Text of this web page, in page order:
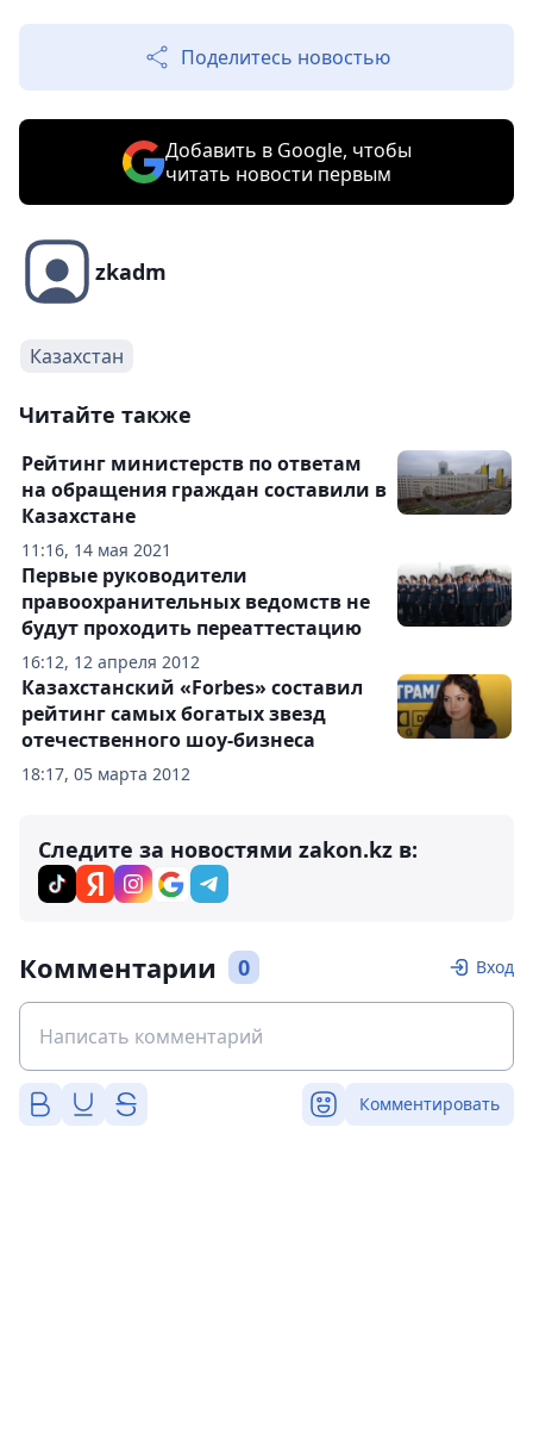
Поделитесь новостью
Добавить в Google, чтобы
читать новости первым
zkadm
Казахстан
Читайте также
11:16, 14 мая 2021
Рейтинг министерств по ответам
на обращения граждан составили в
Казахстане
16:12, 12 апреля 2012
Первые руководители
правоохранительных ведомств не
будут проходить переаттестацию
18:17, 05 марта 2012
Казахстанский «Forbes» составил
рейтинг самых богатых звезд
отечественного шоу-бизнеса
Следите за новостями zakon.kz в:
Комментарии 0 Вход
Комментировать